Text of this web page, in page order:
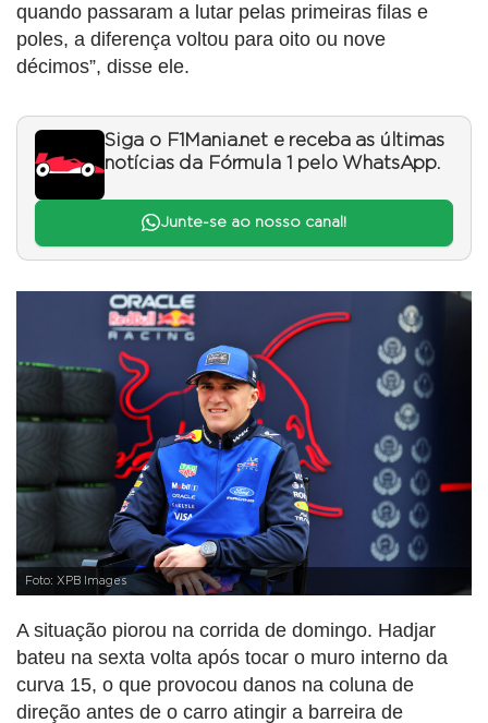
quando passaram a lutar pelas primeiras filas e
poles, a diferença voltou para oito ou nove
décimos”, disse ele.
Siga o F1Mania.net e receba as últimas
notícias da Fórmula 1 pelo WhatsApp.
Junte-se ao nosso canal!
Foto: XPB Images
A situação piorou na corrida de domingo. Hadjar
bateu na sexta volta após tocar o muro interno da
curva 15, o que provocou danos na coluna de
direção antes de o carro atingir a barreira de